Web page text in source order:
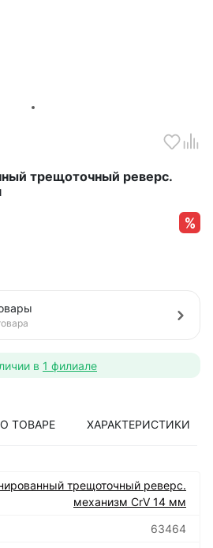
трещоточный реверс.
в 1 филиале
О ТОВАРЕ ХАРАКТЕРИСТИКИ
трещоточный реверс.
механизм CrV 14 мм
63464